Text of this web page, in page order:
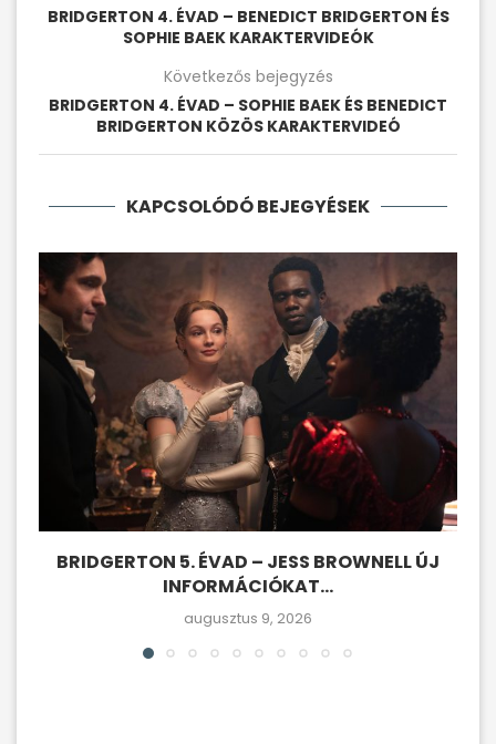
BRIDGERTON 4. ÉVAD – BENEDICT BRIDGERTON ÉS
SOPHIE BAEK KARAKTERVIDEÓK
Következős bejegyzés
BRIDGERTON 4. ÉVAD – SOPHIE BAEK ÉS BENEDICT
BRIDGERTON KÖZÖS KARAKTERVIDEÓ
KAPCSOLÓDÓ BEJEGYÉSEK
BRIDGERTON 5. ÉVAD – JESS BROWNELL ÚJ
INFORMÁCIÓKAT...
augusztus 9, 2026